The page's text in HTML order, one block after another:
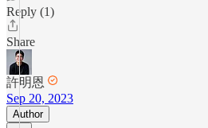
Reply (1)
Share
許明恩
Sep 20, 2023
Author